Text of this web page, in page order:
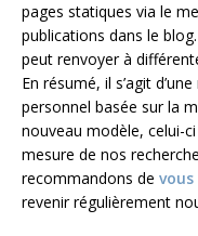
pages statiques via le
publications dans le
peut renvoyer à
En résumé, il s’agit
personnel basée sur la
nouveau modèle, celui-
mesure de nos
recommandons de
revenir régulièrement